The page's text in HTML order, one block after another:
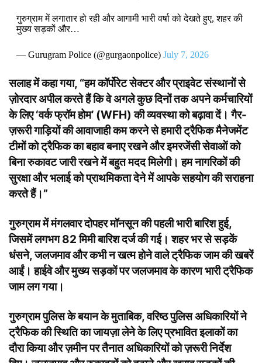
​गुरुग्राम में लगातार हो रही और आगामी भारी वर्षा को देखते हुए, शहर की
मुख्य सड़कों और…
— Gurugram Police (@gurgaonpolice) July 7, 2026
सलाह में कहा गया, “हम कॉर्पोरेट सेक्टर और प्राइवेट संस्थानों से
ज़ोरदार अपील करते हैं कि वे अगले कुछ दिनों तक अपने कर्मचारियों
के लिए ‘वर्क फ्रॉम होम’ (WFH) की व्यवस्था को बढ़ावा दें। गैर-
ज़रूरी गाड़ियों की आवाजाही कम करने से हमारी ट्रैफिक मैनेजमेंट
टीमों को ट्रैफिक का बहाव बनाए रखने और इमरजेंसी सेवाओं को
बिना रुकावट जारी रखने में बहुत मदद मिलेगी। हम नागरिकों की
सुरक्षा और भलाई को प्राथमिकता देने में आपके सहयोग की सराहना
करते हैं।”
गुरुग्राम में मंगलवार दोपहर मॉनसून की पहली भारी बारिश हुई,
जिसमें लगभग 82 मिमी बारिश दर्ज की गई। शहर भर से सड़कें
धंसने, जलजमाव और कभी न खत्म होने वाले ट्रैफिक जाम की खबरें
आईं। हाईवे और मुख्य सड़कों पर जलजमाव के कारण भारी ट्रैफिक
जाम लग गया।
गुरुग्राम पुलिस के बयान के मुताबिक, वरिष्ठ पुलिस अधिकारियों ने
ट्रैफिक की स्थिति का जायज़ा लेने के लिए प्रभावित इलाकों का
दौरा किया और ज़मीन पर तैनात अधिकारियों को ज़रूरी निर्देश